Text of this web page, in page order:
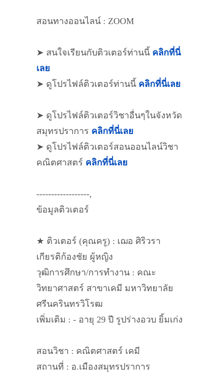
สอนทางออนไลน์ : ZOOM
➤ สนใจเรียนกับติวเตอร์ท่านนี้ คลิกที่นี่
เลย
➤ ดูโปรไฟล์ติวเตอร์ท่านนี้ คลิกที่นี่เลย
➤ ดูโปรไฟล์ติวเตอร์วิชาอื่นๆในจังหวัด
สมุทรปราการ คลิกที่นี่เลย
➤ ดูโปรไฟล์ติวเตอร์สอนออนไลน์วิชา
คณิตศาสตร์ คลิกที่นี่เลย
------------------,
ข้อมูลติวเตอร์
★ ติวเตอร์ (คุณครู) : เฌอ ศิริวรา
เกียรติก้องชัย ผู้หญิง
วุฒิการศึกษา/การทำงาน : คณะ
วิทยาศาสตร์ สาขาเคมี มหาวิทยาลัย
ศรีนครินทรวิโรฒ
เพิ่มเติม : - อายุ 29 ปี รูปร่างอวบ ยิ้มเก่ง
สอนวิชา : คณิตศาสตร์ เคมี
สถานที่ : อ.เมืองสมุทรปราการ